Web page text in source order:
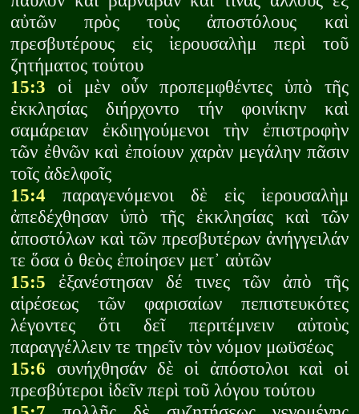
αὐτῶν πρὸς τοὺς ἀποστόλους καὶ
πρεσβυτέρους εἰς ἰερουσαλὴμ περὶ τοῦ
ζητήματος τούτου
15:3 οἱ μὲν οὖν προπεμφθέντες ὑπὸ τῆς
ἐκκλησίας διήρχοντο τήν φοινίκην καὶ
σαμάρειαν ἐκδιηγούμενοι τὴν ἐπιστροφὴν
τῶν ἐθνῶν καὶ ἐποίουν χαρὰν μεγάλην πᾶσιν
τοῖς ἀδελφοῖς
15:4 παραγενόμενοι δὲ εἰς ἰερουσαλὴμ
ἀπεδέχθησαν ὑπὸ τῆς ἐκκλησίας καὶ τῶν
ἀποστόλων καὶ τῶν πρεσβυτέρων ἀνήγγειλάν
τε ὅσα ὁ θεὸς ἐποίησεν μετ᾽ αὐτῶν
15:5 ἐξανέστησαν δέ τινες τῶν ἀπὸ τῆς
αἱρέσεως τῶν φαρισαίων πεπιστευκότες
λέγοντες ὅτι δεῖ περιτέμνειν αὐτοὺς
παραγγέλλειν τε τηρεῖν τὸν νόμον μωϋσέως
15:6 συνήχθησάν δὲ οἱ ἀπόστολοι καὶ οἱ
πρεσβύτεροι ἰδεῖν περὶ τοῦ λόγου τούτου